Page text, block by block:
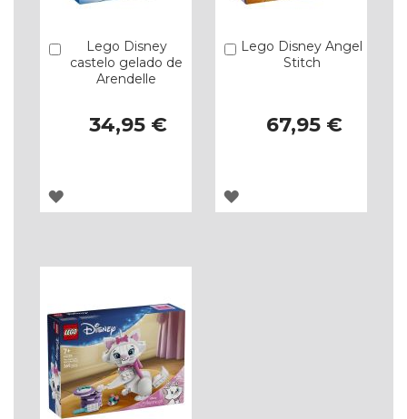
Lego Disney
castelo gelado de
Arendelle
34,95 €
Comprar
ADICIONAR
DESEJOS
Lego Disney Angel
Stitch
67,95 €
Comprar
ADICIONAR